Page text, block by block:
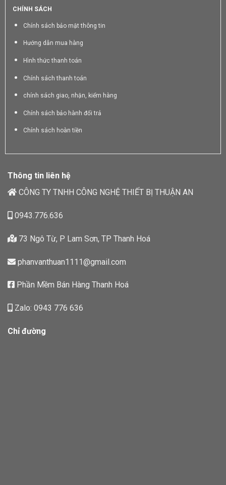
CHÍNH SÁCH
Chính sách bảo mật thông tin
Hướng dẫn mua hàng
Hình thức thanh toán
Chính sách thanh toán
chính sách giao, nhận, kiểm hàng
Chính sách bảo hành đổi trả
Chính sách hoàn tiền
Thông tin liên hệ
CÔNG TY TNHH CÔNG NGHỆ THIẾT BỊ THUẬN AN
0943.776.636
73 Ngô Từ, P Lam Sơn, TP Thanh Hoá
phanvanthuan1111@gmail.com
Phần Mềm Bán Hàng Thanh Hoá
Zalo: 0943 776 636
Chỉ đường